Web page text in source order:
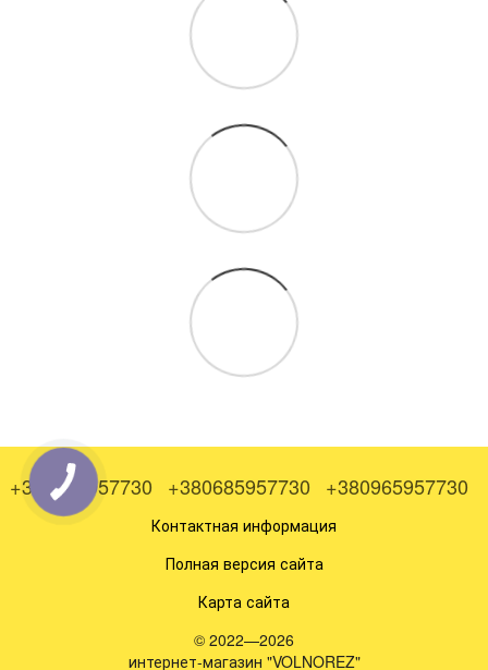
+380505957730 +380685957730 +380965957730
Контактная информация
Полная версия сайта
Карта сайта
© 2022—2026
интернет-магазин "VOLNOREZ"